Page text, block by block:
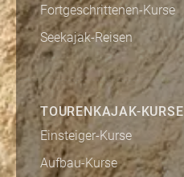
Fortgeschrittenen-Kurse
Seekajak-Reisen
TOURENKAJAK-KURSE
Einsteiger-Kurse
Aufbau-Kurse